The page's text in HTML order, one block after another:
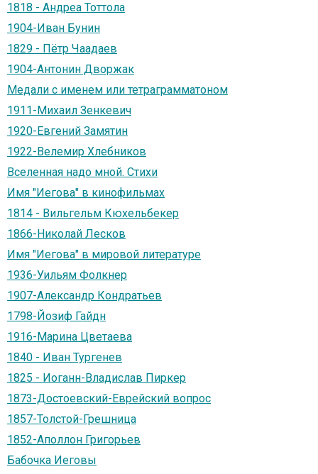
1818 - Андреа Тоттола
1904-Иван Бунин
1829 - Пётр Чаадаев
1904-Антонин Дворжак
Медали с именем или тетраграмматоном
1911-Михаил Зенкевич
1920-Евгений Замятин
1922-Велемир Хлебников
Вселенная надо мной. Стихи
Имя "Иегова" в кинофильмах
1814 - Вильгельм Кюхельбекер
1866-Николай Лесков
Имя "Иегова" в мировой литературе
1936-Уильям Фолкнер
1907-Александр Кондратьев
1798-Йозиф Гайдн
1916-Марина Цветаева
1840 - Иван Тургенев
1825 - Иоганн-Владислав Пиркер
1873-Достоевский-Еврейский вопрос
1857-Толстой-Грешница
1852-Аполлон Григорьев
Бабочка Иеговы